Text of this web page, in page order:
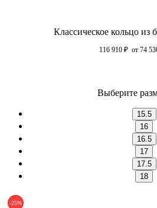
Классическое кольцо из
116 910 ₽ от 74
Выберите
15.5
16
16.5
17
17.5
18
-25%